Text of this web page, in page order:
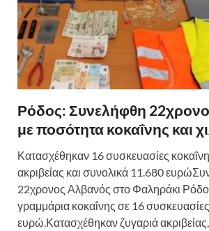
Ρόδος: Συνελήφθη
με ποσότητα κοκαΐνης και
Κατασχέθηκαν 16 συσκευασίες
ακριβείας και συνολικά 11.680
22χρονος Αλβανός στο Φαληράκι
γραμμάρια κοκαΐνης σε 16
ευρώ.Κατασχέθηκαν ζυγαριά